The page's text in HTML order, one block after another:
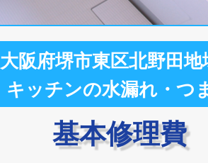
大阪府堺市東区北野田地
キッチンの水漏れ・つ
基本修理費